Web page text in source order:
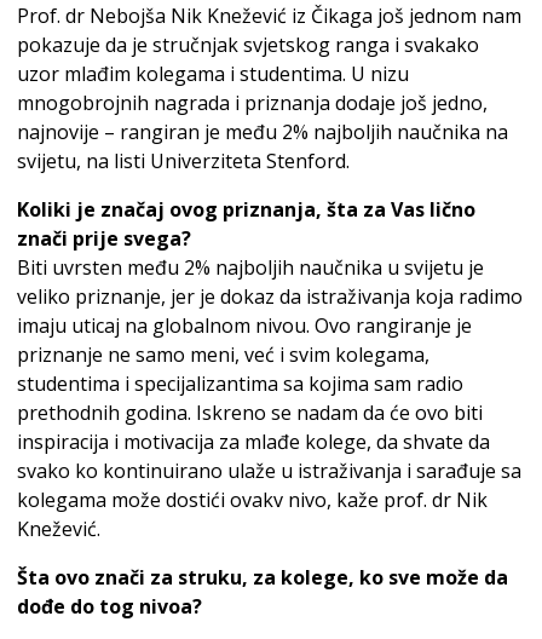
Prof. dr Nebojša Nik Knežević iz Čikaga još jednom nam
pokazuje da je stručnjak svjetskog ranga i svakako
uzor mlađim kolegama i studentima. U nizu
mnogobrojnih nagrada i priznanja dodaje još jedno,
najnovije – rangiran je među 2% najboljih naučnika na
svijetu, na listi Univerziteta Stenford.
Koliki je značaj ovog priznanja, šta za Vas lično
znači prije svega?
Biti uvrsten među 2% najboljih naučnika u svijetu je
veliko priznanje, jer je dokaz da istraživanja koja radimo
imaju uticaj na globalnom nivou. Ovo rangiranje je
priznanje ne samo meni, već i svim kolegama,
studentima i specijalizantima sa kojima sam radio
prethodnih godina. Iskreno se nadam da će ovo biti
inspiracija i motivacija za mlađe kolege, da shvate da
svako ko kontinuirano ulaže u istraživanja i sarađuje sa
kolegama može dostići ovakv nivo, kaže prof. dr Nik
Knežević.
Šta ovo znači za struku, za kolege, ko sve može da
dođe do tog nivoa?